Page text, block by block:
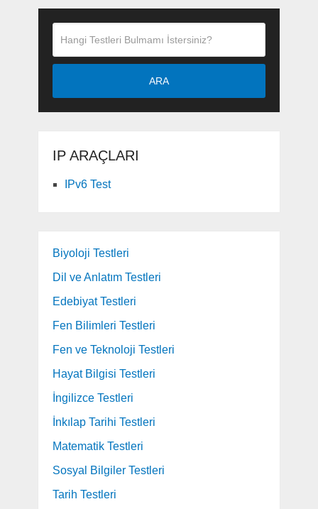
ARA
IP ARAÇLARI
IPv6 Test
Biyoloji Testleri
Dil ve Anlatım Testleri
Edebiyat Testleri
Fen Bilimleri Testleri
Fen ve Teknoloji Testleri
Hayat Bilgisi Testleri
İngilizce Testleri
İnkılap Tarihi Testleri
Matematik Testleri
Sosyal Bilgiler Testleri
Tarih Testleri